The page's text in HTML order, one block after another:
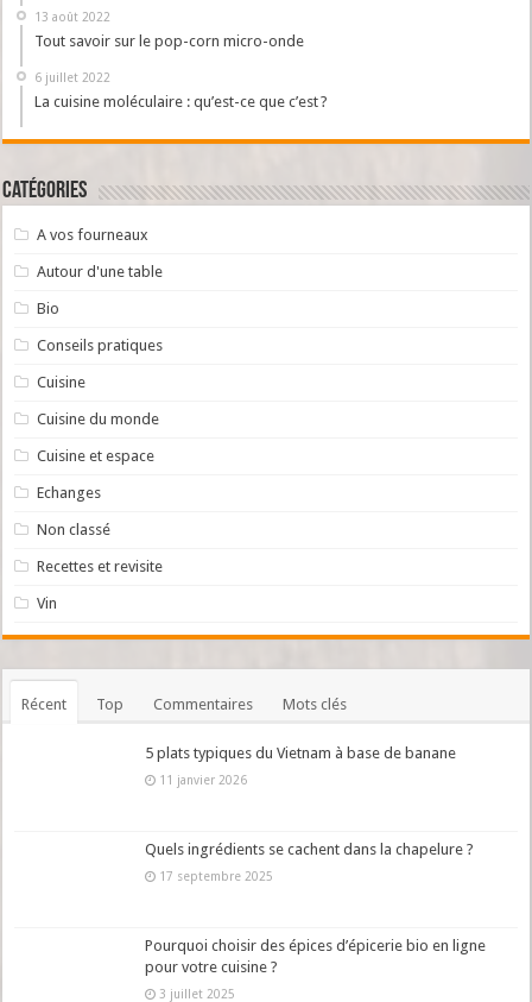
13 août 2022
Tout savoir sur le pop-corn micro-onde
6 juillet 2022
La cuisine moléculaire : qu’est-ce que c’est ?
Catégories
A vos fourneaux
Autour d'une table
Bio
Conseils pratiques
Cuisine
Cuisine du monde
Cuisine et espace
Echanges
Non classé
Recettes et revisite
Vin
Récent Top Commentaires Mots clés
5 plats typiques du Vietnam à base de banane
11 janvier 2026
Quels ingrédients se cachent dans la chapelure ?
17 septembre 2025
Pourquoi choisir des épices d’épicerie bio en ligne
pour votre cuisine ?
3 juillet 2025